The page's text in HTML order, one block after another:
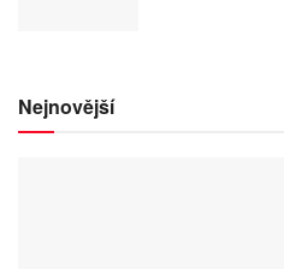
Nejnovější